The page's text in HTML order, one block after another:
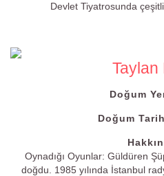
Devlet Tiyatrosunda
Taylan
Doğum
Doğum
Oynadığı Oyunlar: Güldüren
doğdu. 1985 yılında İstanbul